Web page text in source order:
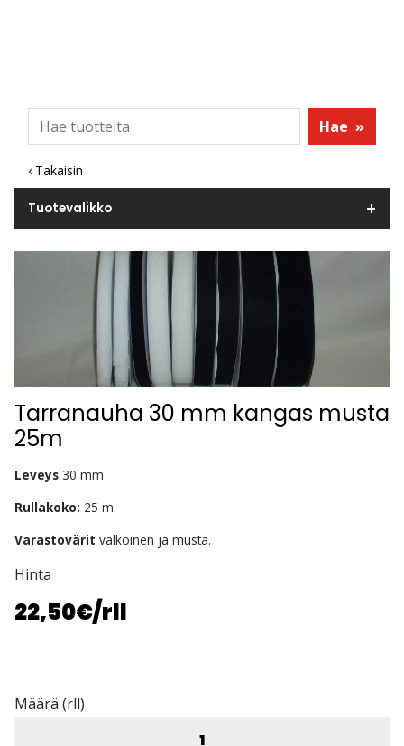
Hae »
‹ Takaisin
Tuotevalikko
Tarranauha 30 mm kangas musta
25m
Leveys 30 mm
Rullakoko: 25 m
Varastovärit valkoinen ja musta.
Hinta
22,50€/rll
Määrä (rll)